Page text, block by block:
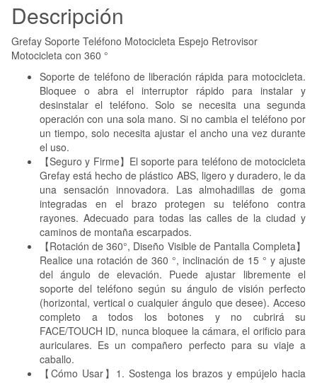
Descripción
Grefay Soporte Teléfono Motocicleta Espejo Retrovisor
Motocicleta con 360 °
Soporte de teléfono de liberación rápida para motocicleta.
Bloquee o abra el interruptor rápido para instalar y
desinstalar el teléfono. Solo se necesita una segunda
operación con una sola mano. Si no cambia el teléfono por
un tiempo, solo necesita ajustar el ancho una vez durante
el uso.
【Seguro y Firme】El soporte para teléfono de motocicleta
Grefay está hecho de plástico ABS, ligero y duradero, le da
una sensación innovadora. Las almohadillas de goma
integradas en el brazo protegen su teléfono contra
rayones. Adecuado para todas las calles de la ciudad y
caminos de montaña escarpados.
【Rotación de 360°, Diseño Visible de Pantalla Completa】
Realice una rotación de 360 ​​°, inclinación de 15 ° y ajuste
del ángulo de elevación. Puede ajustar libremente el
soporte del teléfono según su ángulo de visión perfecto
(horizontal, vertical o cualquier ángulo que desee). Acceso
completo a todos los botones y no cubrirá su
FACE/TOUCH ID, nunca bloquee la cámara, el orificio para
auriculares. Es un compañero perfecto para su viaje a
caballo.
【Cómo Usar】1. Sostenga los brazos y empújelo hacia